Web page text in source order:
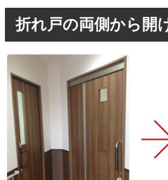
折れ戸の両側から開